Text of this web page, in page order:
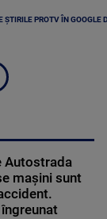
ȘTIRILE PROTV ÎN GOOGLE
Autostrada
mașini sunt